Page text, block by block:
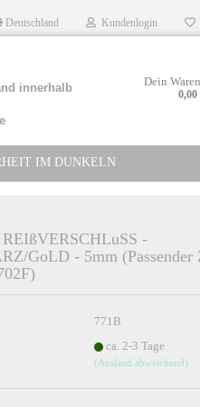
Deutschland Kundenlogin
innerhalb
Dein
IM DUNKELN
-
GoLD - 5mm (Passender
771B
ca. 2-3 Tage
(Ausland abweichend)